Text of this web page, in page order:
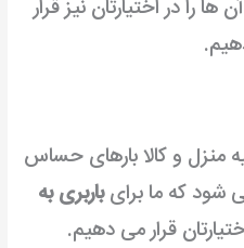
آن ها را در اختیارتان نیز قرار
منزل و کالا بارهای حساس
شود که ما برایباربری به
قرار می دهیم.